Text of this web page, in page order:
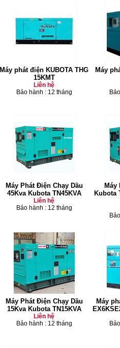
Máy phát điện KUBOTA THG
15KMT
Liên hệ
Bảo hành : 12 tháng
Máy
Máy Phát Điện Chạy Dầu
45Kva Kubota TN45KVA
Liên hệ
Bảo hành : 12 tháng
Máy
Kubota
Máy Phát Điện Chạy Dầu
15Kva Kubota TN15KVA
Liên hệ
Bảo hành : 12 tháng
Máy